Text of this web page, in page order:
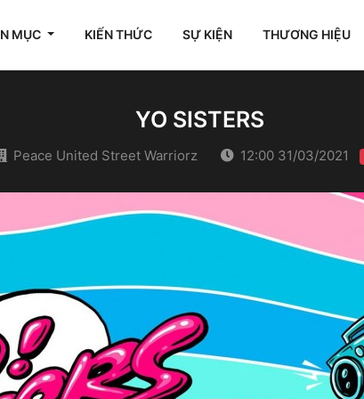
MỤC KIẾN THỨC SỰ KIỆN THƯƠNG HIỆU
YO SISTERS
Peace United Street Warriorz 12:00 31/03/2021